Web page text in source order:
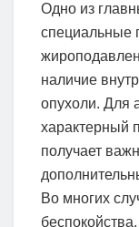
Одно из
специальные
наличие
опухоли. Для
характерный
получает
Во многих
беспокойства.